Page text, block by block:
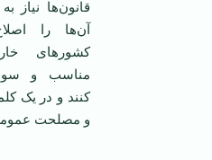
قانون‌ها نیاز
آن‌ها را
کشور‌های
مناسب و
کنند و در یک
و مصلحت